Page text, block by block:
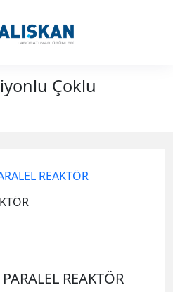
Çoklu
REAKTÖR